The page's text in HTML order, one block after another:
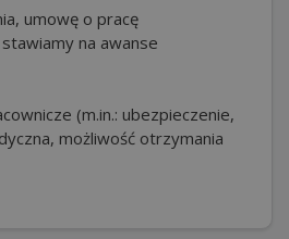
umowę o pracę
na awanse
(m.in.: ubezpieczenie,
możliwość otrzymania